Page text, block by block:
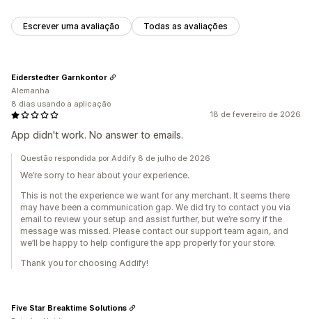
Escrever uma avaliação Todas as avaliações
18 de fevereiro de 2026
App didn't work. No answer to emails.
Eiderstedter Garnkontor
Alemanha
8 dias usando a aplicação
Questão respondida por Addify 8 de julho de 2026
We’re sorry to hear about your experience.
This is not the experience we want for any merchant. It seems there
may have been a communication gap. We did try to contact you via
email to review your setup and assist further, but we’re sorry if the
message was missed. Please contact our support team again, and
we’ll be happy to help configure the app properly for your store.
Thank you for choosing Addify!
Five Star Breaktime Solutions